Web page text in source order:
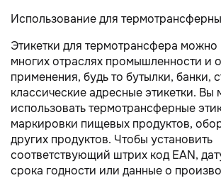
Использование для
Этикетки для термотрансфера можно
многих отраслях промышленности и
применения, будь то бутылки, банки,
классические адресные этикетки. Вы
использовать термотрансферные
маркировки пищевых продуктов,
других продуктов. Чтобы установить
соответствующий штрих код EAN,
срока годности или данные о